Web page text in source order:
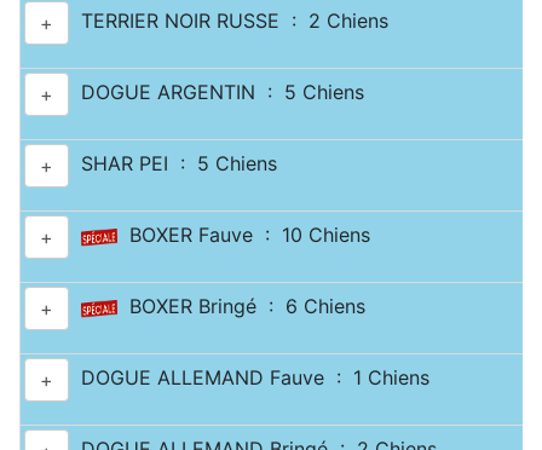
+ TERRIER NOIR RUSSE : 2 Chiens
+ DOGUE ARGENTIN : 5 Chiens
+ SHAR PEI : 5 Chiens
+ BOXER Fauve : 10 Chiens
+ BOXER Bringé : 6 Chiens
+ DOGUE ALLEMAND Fauve : 1 Chiens